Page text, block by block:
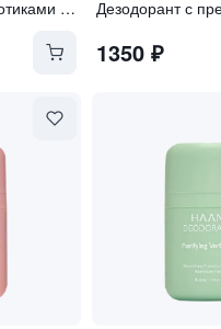
Дезодорант с пребиотиками "Дикая орхидея"
1350₽